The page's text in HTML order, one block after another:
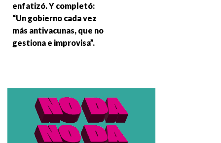
enfatizó. Y completó:
“Un gobierno cada vez
más antivacunas, que no
gestiona e improvisa”.